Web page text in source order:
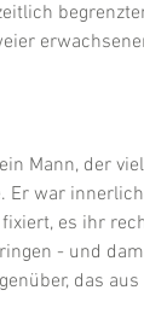
Mann, der
Er war
es ihr
- und
das